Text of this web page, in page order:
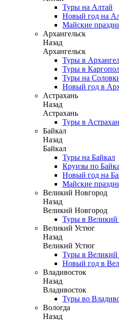
Туры на Алтай
Новый год на
Майские
Архангельск
Назад
Архангельск
Туры в
Туры в
Туры на
Новый год в
Астрахань
Назад
Астрахань
Туры в
Байкал
Назад
Байкал
Туры на Байкал
Круизы по
Новый год на
Майские
Великий Новгород
Назад
Великий Новгород
Туры в Великий
Великий Устюг
Назад
Великий Устюг
Туры в Великий
Новый год в
Владивосток
Назад
Владивосток
Туры во
Вологда
Назад